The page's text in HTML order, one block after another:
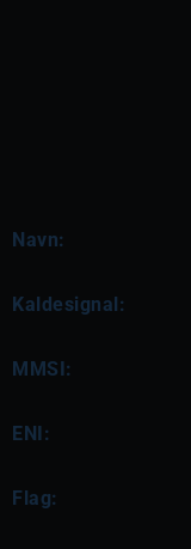
Navn:
Kaldesignal:
MMSI:
ENI:
Flag: